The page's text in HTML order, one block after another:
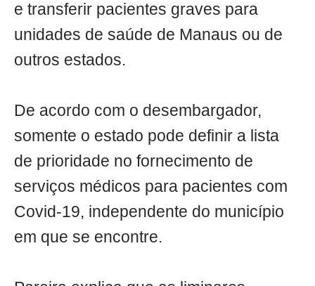
e transferir pacientes graves para
unidades de saúde de Manaus ou de
outros estados.
De acordo com o desembargador,
somente o estado pode definir a lista
de prioridade no fornecimento de
serviços médicos para pacientes com
Covid-19, independente do município
em que se encontre.